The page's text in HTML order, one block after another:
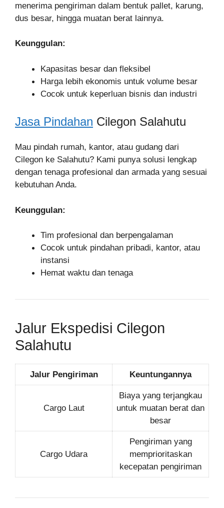
menerima pengiriman dalam bentuk pallet, karung,
dus besar, hingga muatan berat lainnya.
Keunggulan:
Kapasitas besar dan fleksibel
Harga lebih ekonomis untuk volume besar
Cocok untuk keperluan bisnis dan industri
Jasa Pindahan Cilegon Salahutu
Mau pindah rumah, kantor, atau gudang dari
Cilegon ke Salahutu? Kami punya solusi lengkap
dengan tenaga profesional dan armada yang sesuai
kebutuhan Anda.
Keunggulan:
Tim profesional dan berpengalaman
Cocok untuk pindahan pribadi, kantor, atau
instansi
Hemat waktu dan tenaga
Jalur Ekspedisi Cilegon
Salahutu
Jalur Pengiriman Keuntungannya
Cargo Laut
Biaya yang terjangkau
untuk muatan berat dan
besar
Cargo Udara
Pengiriman yang
memprioritaskan
kecepatan pengiriman